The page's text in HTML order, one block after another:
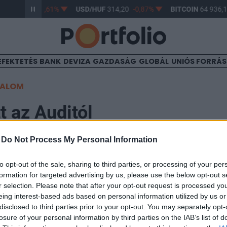
Do Not Process My Personal Information
opt-out of the sale, sharing to third parties, or processing of your
for targeted advertising by us, please use the below opt-out
selection. Please note that after your opt-out request is processed
interest-based ads based on personal information utilized by us
to third parties prior to your opt-out. You may separately
of your personal information by third parties on the IAB’s list of
-0,61% USD/HUF314,20 -0,87% BITCOIN64
BANK DEVIZA GAZDASÁG GLOBÁL UNIÓS
az Auditól
éves előrejelzésén, miután első negyedéves
modellek magasabb értékesítésének
nem vették figyelembe az amerikai vámok potenciális